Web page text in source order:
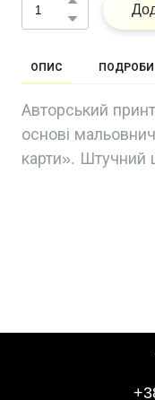
ОПИС
Авторський
основі
карти». Штучний